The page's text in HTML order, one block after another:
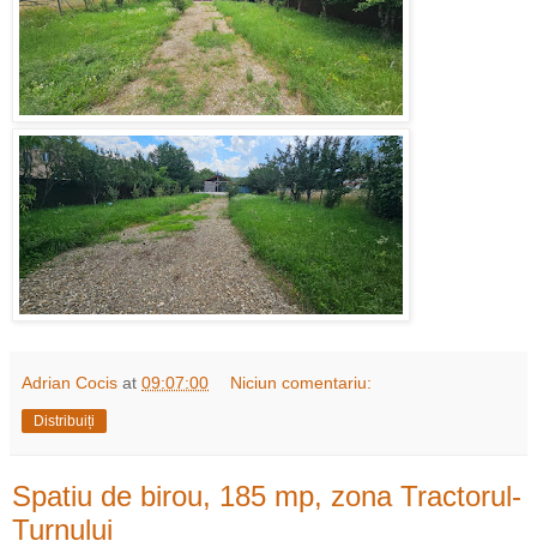
Adrian Cocis at 09:07:00 Niciun comentariu:
Distribuiți
Spatiu de birou, 185 mp, zona Tractorul-
Turnului